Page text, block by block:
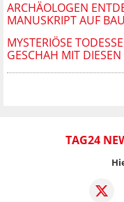
ARCHÄOLOGEN
MANUSKRIPT AUF
MYSTERIÖSE
GESCHAH MIT DIESEN
TAG24